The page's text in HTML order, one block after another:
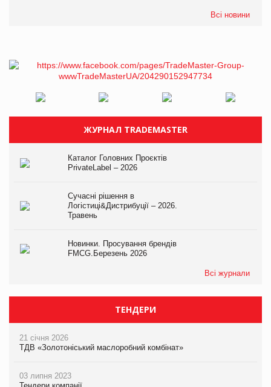
Всі новини
ЖУРНАЛ TRADEMASTER
Каталог Головних Проєктів
PrivateLabel – 2026
Сучасні рішення в
Логістиці&Дистрибуції – 2026.
Травень
Новинки. Просування брендів
FMCG.Березень 2026
Всі журнали
ТЕНДЕРИ
21 січня 2026
ТДВ «Золотоніський маслоробний комбінат»
03 липня 2023